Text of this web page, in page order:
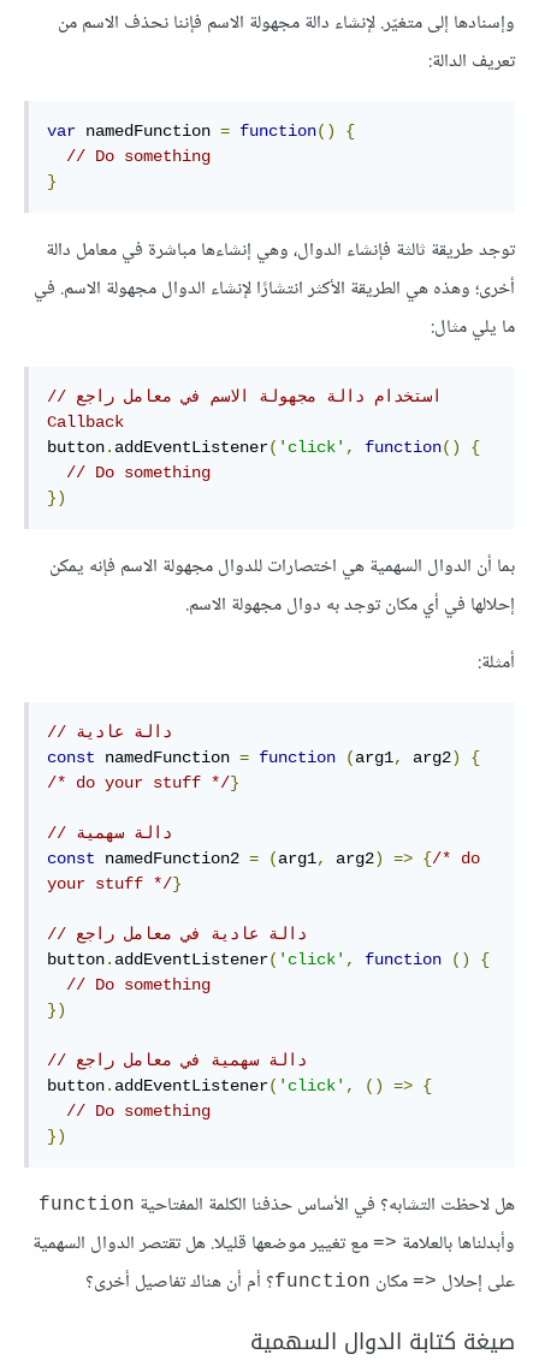
وإسنادها إلى متغيّر. لإنشاء دالة مجهولة الاسم فإننا نحذف الاسم من
تعريف الدالة:
var namedFunction = function()
{
// Do something
}
توجد طريقة ثالثة فإنشاء الدوال، وهي إنشاءها مباشرة في معامل دالة
أخرى؛ وهذه هي الطريقة الأكثر انتشارًا لإنشاء الدوال مجهولة الاسم. في
ما يلي مثال:
// استخدام دالة مجهولة الاسم في معامل راجع
Callback
button. addEventListener( 'click' , function()
{
// Do something
})
بما أن الدوال السهمية هي اختصارات للدوال مجهولة الاسم فإنه يمكن
إحلالها في أي مكان توجد به دوال مجهولة الاسم.
أمثلة:
// دالة عادية
const namedFunction = function (arg1, arg2)
{
/* do your stuff */}
// دالة سهمية
const namedFunction2 = (arg1, arg2) => {/* do
your stuff */}
// دالة عادية في معامل راجع
button. addEventListener( 'click' , function ()
{
// Do something
})
// دالة سهمية في معامل راجع
button. addEventListener( 'click' , () => {
// Do something
})
هل لاحظت التشابه؟ في الأساس حذفنا الكلمة المفتاحية function
وأبدلناها بالعلامة <= مع تغيير موضعها قليلا. هل تقتصر الدوال السهمية
على إحلال <= مكان function؟ أم أن هناك تفاصيل أخرى؟
صيغة كتابة الدوال السهمية